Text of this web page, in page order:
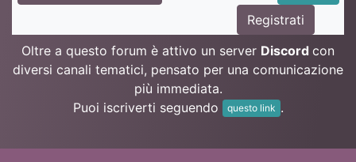
Registrati
Oltre a questo forum è attivo un server Discord con
diversi canali tematici, pensato per una comunicazione
più immediata.
Puoi iscriverti seguendo
questo link .